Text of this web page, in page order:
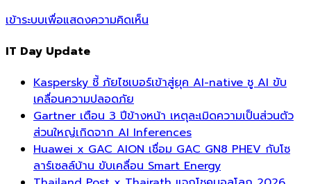
เข้าระบบเพื่อแสดงความคิดเห็น
IT Day Update
Kaspersky ชี้ ภัยไซเบอร์เข้าสู่ยุค AI-native ชู AI ขับ
เคลื่อนความปลอดภัย
Gartner เตือน 3 ปีข้างหน้า เหตุละเมิดความเป็นส่วนตัว
ส่วนใหญ่เกิดจาก AI Inferences
Huawei x GAC AION เชื่อม GAC GN8 PHEV กับโซ
ลาร์เซลล์บ้าน ขับเคลื่อน Smart Energy